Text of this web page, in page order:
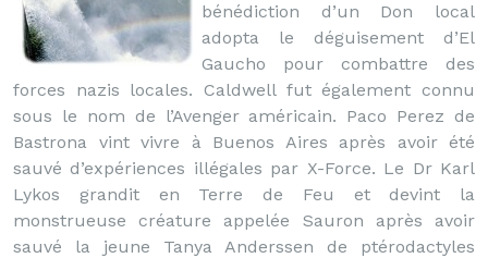
bénédiction d’un Don local
adopta le déguisement d’El
Gaucho pour combattre des
forces nazis locales. Caldwell fut également connu
sous le nom de l’Avenger américain. Paco Perez de
Bastrona vint vivre à Buenos Aires après avoir été
sauvé d’expériences illégales par X-Force. Le Dr Karl
Lykos grandit en Terre de Feu et devint la
monstrueuse créature appelée Sauron après avoir
sauvé la jeune Tanya Anderssen de ptérodactyles